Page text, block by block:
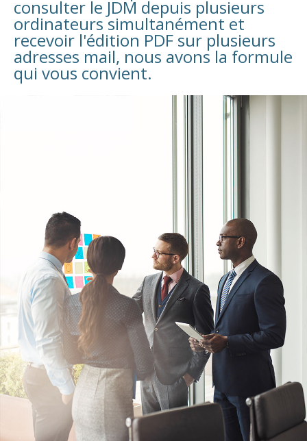
consulter le JDM depuis plusieurs
ordinateurs simultanément et
recevoir l'édition PDF sur plusieurs
adresses mail, nous avons la formule
qui vous convient.